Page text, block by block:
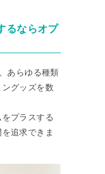
るならオプ
あらゆる種類
グッズを数
プラスする
追求できま